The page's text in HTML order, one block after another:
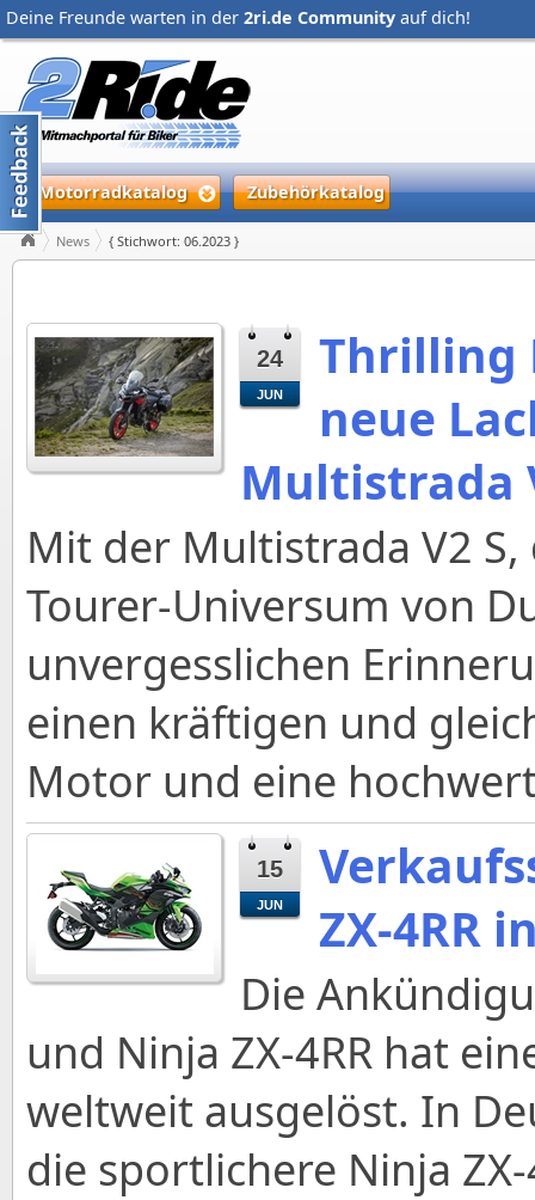
Deine Freunde warten in der 2ri.de Community auf dich!
Motorradkatalog Zubehörkatalog
News { Stichwort: 06.2023 }
24
JUN
Thrilling
neue
Multistrada
Mit der Multistrada V2
Tourer-Universum von
unvergesslichen
einen kräftigen und
Motor und eine
15
JUN
ZX-4RR
Die
und Ninja ZX-4RR hat
weltweit ausgelöst. In
die sportlichere Ninja